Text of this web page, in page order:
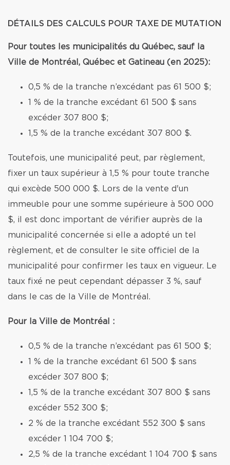
DÉTAILS DES CALCULS POUR TAXE DE MUTATION
Pour toutes les municipalités du Québec, sauf la
Ville de Montréal, Québec et Gatineau (en 2025):
0,5 % de la tranche n’excédant pas 61 500 $;
1 % de la tranche excédant 61 500 $ sans
excéder 307 800 $;
1,5 % de la tranche excédant 307 800 $.
Toutefois, une municipalité peut, par règlement,
fixer un taux supérieur à 1,5 % pour toute tranche
qui excède 500 000 $. Lors de la vente d'un
immeuble pour une somme supérieure à 500 000
$, il est donc important de vérifier auprès de la
municipalité concernée si elle a adopté un tel
règlement, et de consulter le site officiel de la
municipalité pour confirmer les taux en vigueur. Le
taux fixé ne peut cependant dépasser 3 %, sauf
dans le cas de la Ville de Montréal.
Pour la Ville de Montréal :
0,5 % de la tranche n’excédant pas 61 500 $;
1 % de la tranche excédant 61 500 $ sans
excéder 307 800 $;
1,5 % de la tranche excédant 307 800 $ sans
excéder 552 300 $;
2 % de la tranche excédant 552 300 $ sans
excéder 1 104 700 $;
2,5 % de la tranche excédant 1 104 700 $ sans